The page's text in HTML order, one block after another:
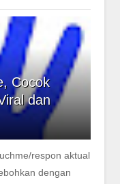
Cocok
dan
respon aktual
dengan